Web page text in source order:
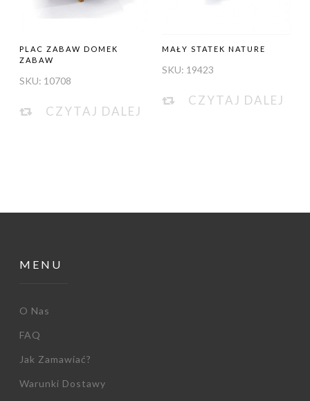
PLAC ZABAW DOMEK
ZABAW
SKU: 10708
CZYTAJ DALEJ
MAŁY STATEK NATURE
SKU: 19423
CZYTAJ DALEJ
MENU
O Nas
FAQ
Jak Zamawiać?
Warunki Dostawy